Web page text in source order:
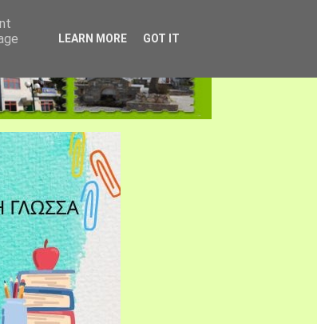
LEARN MORE GOT IT